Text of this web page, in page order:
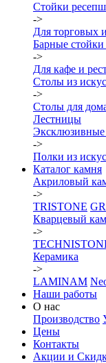
Стойки
->
Для торговых
Барные стойки
->
Для кафе и
Столы из
->
Столы для
Лестницы
Эксклюзивные
->
Полки из
Каталог камня
Акриловый
->
TRISTONE
Кварцевый
->
Керамика
->
LAMINAM
Наши работы
О нас
Производство
Цены
Контакты
Акции и